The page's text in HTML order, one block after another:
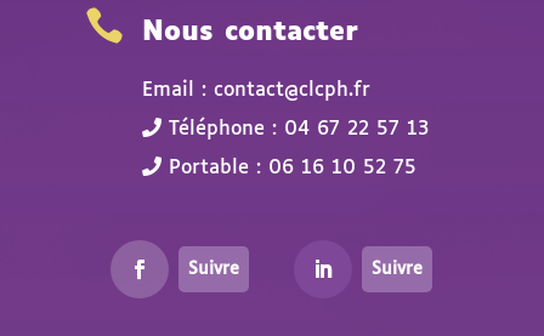
 Nous contacter
Email : contact@clcph.fr
Téléphone : 04 67 22 57 13
Portable : 06 16 10 52 75
Suivre Suivre